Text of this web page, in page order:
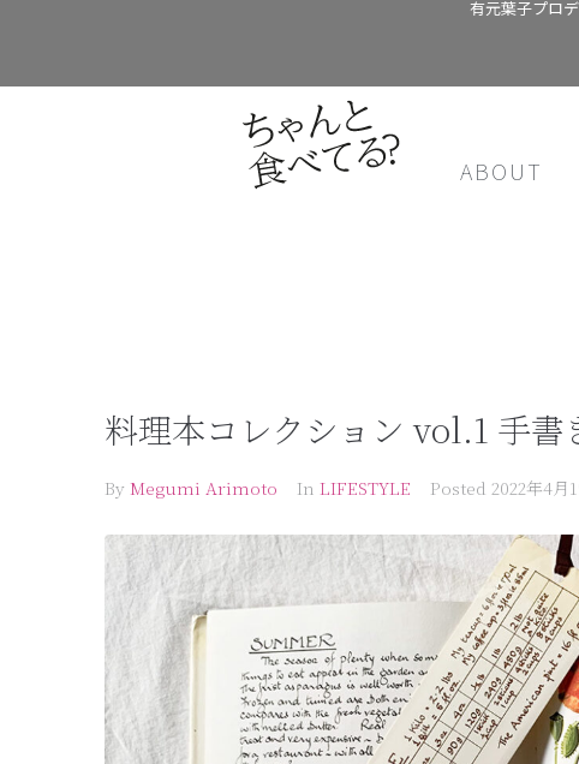
有元葉子プロ
ABOUT
料理本コレクション vol.1 手書
By Megumi Arimoto In LIFESTYLE Posted 2022年4月